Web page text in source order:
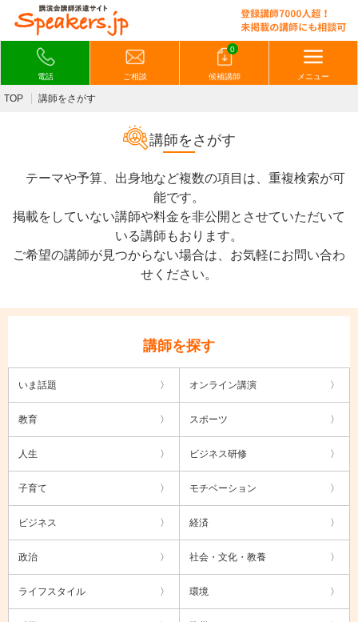
電話 ご相談
0
候補講師 メニュー
TOP 講師をさがす
講師をさがす
テーマや予算、出身地など複数の項目は、重複検索が可
能です。
掲載をしていない講師や料金を非公開とさせていただいて
いる講師もおります。
ご希望の講師が見つからない場合は、お気軽にお問い合わ
せください。
講師を探す
いま話題 オンライン講演
教育 スポーツ
人生 ビジネス研修
子育て モチベーション
ビジネス 経済
政治 社会・文化・教養
ライフスタイル 環境